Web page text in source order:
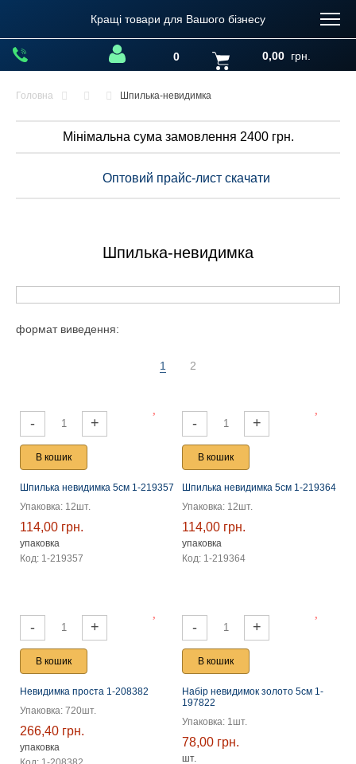
Кращі товари для Вашого бізнесу
0 0,00 грн.
Головна Шпилька-невидимка
Мінімальна сума замовлення 2400 грн.
Оптовий прайс-лист скачати
Шпилька-невидимка
формат виведення:
1 2
- +
В кошик
Шпилька невидимка 5см 1-219357
Упаковка: 12шт.
114,00 грн.
упаковка
Код: 1-219357
- +
В кошик
Шпилька невидимка 5см 1-219364
Упаковка: 12шт.
114,00 грн.
упаковка
Код: 1-219364
- +
В кошик
Невидимка проста 1-208382
Упаковка: 720шт.
266,40 грн.
упаковка
- +
В кошик
Набір невидимок золото 5см 1-
197822
Упаковка: 1шт.
78,00 грн.
шт.